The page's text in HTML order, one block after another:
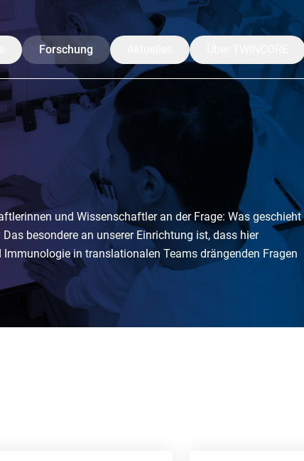
Forschung
Unsere Forschung
Arbeitsgruppen
Forschende
Publikationen
Mitteilungen
Veranstaltungen
Symposium
LISA Sommerakademie
Mission & Werte
Beirat & Aufsichtsrat
und Wissenschaftler an der Frage: Was geschieht
besondere an unserer Einrichtung ist, dass hier
in translationalen Teams drängenden Fragen